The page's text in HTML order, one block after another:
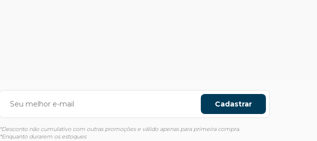
Cadastrar
*Desconto não cumulativo com outras promoções e válido apenas para primeira compra.
*Enquanto durarem os estoques